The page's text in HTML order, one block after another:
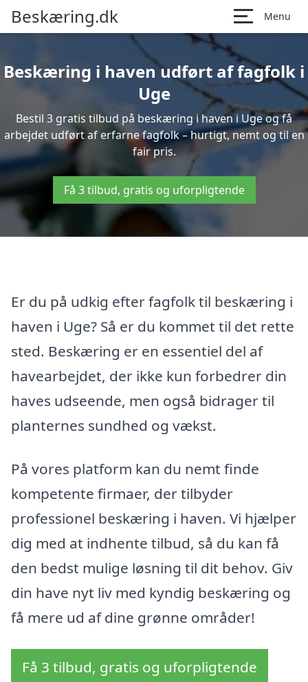
Beskæring.dk Menu
Beskæring i haven udført af fagfolk i
Uge
Bestil 3 gratis tilbud på beskæring i haven i Uge og få
arbejdet udført af erfarne fagfolk – hurtigt, nemt og til en
fair pris.
Få 3 tilbud, gratis og uforpligtende
Er du på udkig efter fagfolk til beskæring i
haven i Uge? Så er du kommet til det rette
sted. Beskæring er en essentiel del af
havearbejdet, der ikke kun forbedrer din
haves udseende, men også bidrager til
planternes sundhed og vækst.
På vores platform kan du nemt finde
kompetente firmaer, der tilbyder
professionel beskæring i haven. Vi hjælper
dig med at indhente tilbud, så du kan få
den bedst mulige løsning til dit behov. Giv
din have nyt liv med kyndig beskæring og
få mere ud af dine grønne områder!
Få 3 tilbud, gratis og uforpligtende